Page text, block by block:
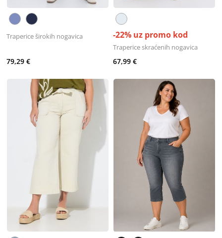
Traperice širokih nogavica
79,29 €
-22% uz promo kod
Traperice skraćenih nogavica
67,99 €